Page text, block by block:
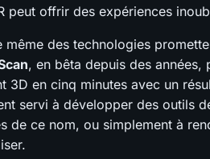
peut offrir des expériences
même des technologies
, en bêta depuis des années,
3D en cinq minutes avec un
servi à développer des outils
de ce nom, ou simplement à